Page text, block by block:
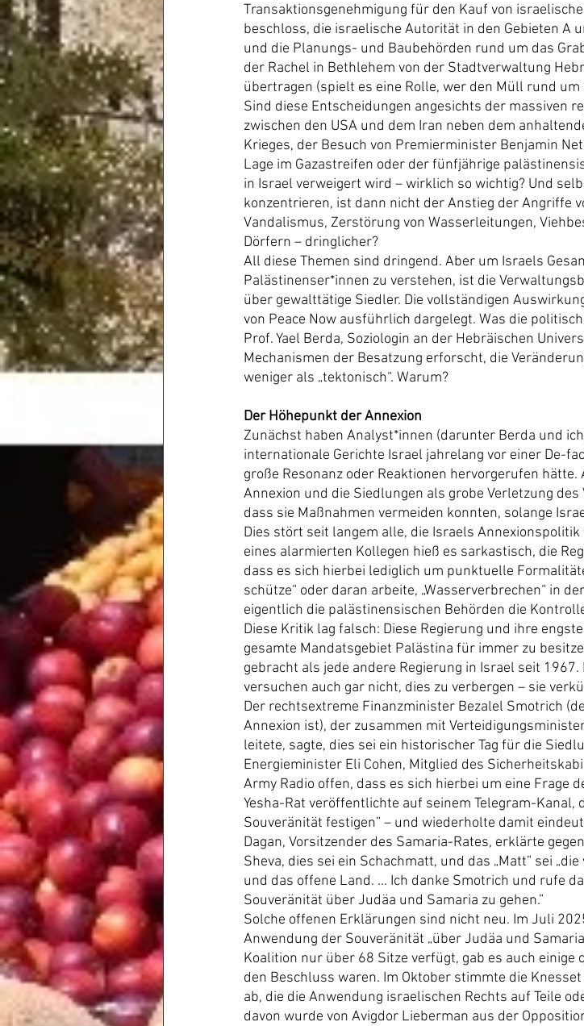
Transaktionsgenehmigung für den Kauf von
beschloss, die israelische Autorität in den Gebieten A
und die Planungs- und Baubehörden rund um das
der Rachel in Bethlehem von der Stadtverwaltung
übertragen (spielt es eine Rolle, wer den Müll rund
Sind diese Entscheidungen angesichts der massiven
zwischen den USA und dem Iran neben dem
Krieges, der Besuch von Premierminister Benjamin
Lage im Gazastreifen oder der fünfjährige
in Israel verweigert wird – wirklich so wichtig? Und
konzentrieren, ist dann nicht der Anstieg der Angriffe
Vandalismus, Zerstörung von Wasserleitungen,
Dörfern – dringlicher?
All diese Themen sind dringend. Aber um Israels
Palästinenser*innen zu verstehen, ist die
über gewalttätige Siedler. Die vollständigen
von Peace Now ausführlich dargelegt. Was die
Prof. Yael Berda, Soziologin an der Hebräischen
Mechanismen der Besatzung erforscht, die
weniger als „tektonisch“. Warum?
Der Höhepunkt der Annexion
Zunächst haben Analyst*innen (darunter Berda und
internationale Gerichte Israel jahrelang vor einer De-
große Resonanz oder Reaktionen hervorgerufen
Annexion und die Siedlungen als grobe Verletzung
dass sie Maßnahmen vermeiden konnten, solange
Dies stört seit langem alle, die Israels
eines alarmierten Kollegen hieß es sarkastisch, die
dass es sich hierbei lediglich um punktuelle
schütze“ oder daran arbeite, „Wasserverbrechen“ in
eigentlich die palästinensischen Behörden die
Diese Kritik lag falsch: Diese Regierung und ihre
gesamte Mandatsgebiet Palästina für immer zu
gebracht als jede andere Regierung in Israel seit
versuchen auch gar nicht, dies zu verbergen – sie
Der rechtsextreme Finanzminister Bezalel Smotrich
Annexion ist), der zusammen mit
leitete, sagte, dies sei ein historischer Tag für die
Energieminister Eli Cohen, Mitglied des
Army Radio offen, dass es sich hierbei um eine Frage
Yesha-Rat veröffentlichte auf seinem Telegram-Kanal,
Souveränität festigen” – und wiederholte damit
Dagan, Vorsitzender des Samaria-Rates, erklärte
Sheva, dies sei ein Schachmatt, und das „Matt” sei
und das offene Land. ... Ich danke Smotrich und rufe
Souveränität über Judäa und Samaria zu gehen.”
Solche offenen Erklärungen sind nicht neu. Im Juli
Anwendung der Souveränität „über Judäa und
Koalition nur über 68 Sitze verfügt, gab es auch einige
den Beschluss waren. Im Oktober stimmte die
ab, die die Anwendung israelischen Rechts auf Teile
davon wurde von Avigdor Lieberman aus der